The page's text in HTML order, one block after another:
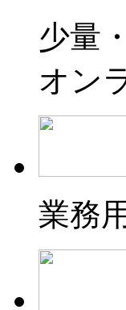
少量
オン
業務